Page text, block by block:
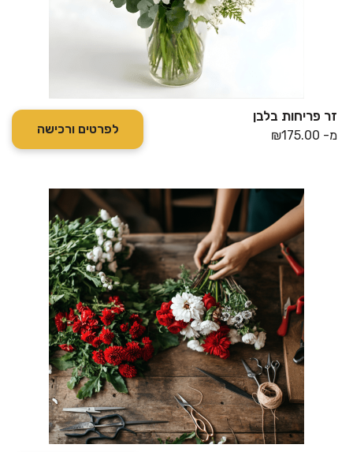
זר פריחות בלבן
מ- ₪175.00 לפרטים ורכישה